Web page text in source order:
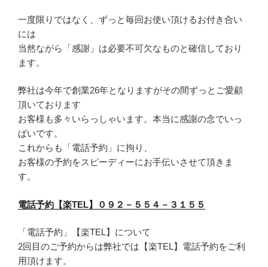
一度限りではなく、ずっと毎回お使い頂けるお付き合い
には
当然ながら「感謝」は必要不可欠なものと確信しており
ます。
弊社は今年で創業26年となりますがその間ずっとご愛顧
頂いております
お客様も多々いらっしゃいます。本当に感謝の念でいっ
ぱいです。
これからも「電話予約」に拘り、
お客様の予約をスピーディーにお手伝いさせて頂きま
す。
電話予約【楽TEL】０９２－５５４－３１５５
「電話予約」【楽TEL】について
2回目のご予約からは弊社では【楽TEL】電話予約をご利
用頂けます。